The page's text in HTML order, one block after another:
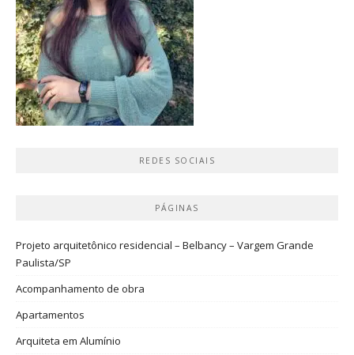
REDES SOCIAIS
PÁGINAS
Projeto arquitetônico residencial – Belbancy – Vargem Grande
Paulista/SP
Acompanhamento de obra
Apartamentos
Arquiteta em Alumínio